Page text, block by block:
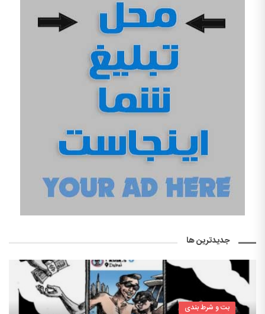
جدیدترین ها
بت و شرط بندی